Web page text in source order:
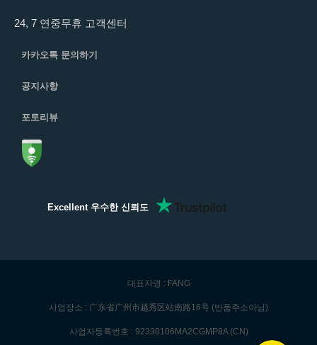
24, 7 연중무휴 고객센터
카카오톡 문의하기
공지사항
포토리뷰
Excellent 우수한 신뢰도
대표자명 : FANG
사업장소 : 广东省广州市越秀区站南路16号 (반품주소아님)
사업자등록번호 : 92330106MA2CGMP8A (CN)